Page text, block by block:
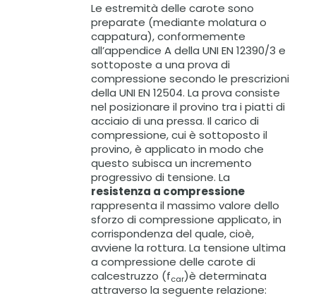
Le estremità delle carote sono
preparate (mediante molatura o
cappatura), conformemente
all’appendice A della UNI EN 12390/3 e
sottoposte a una prova di
compressione secondo le prescrizioni
della UNI EN 12504. La prova consiste
nel posizionare il provino tra i piatti di
acciaio di una pressa. Il carico di
compressione, cui è sottoposto il
provino, è applicato in modo che
questo subisca un incremento
progressivo di tensione. La
resistenza a compressione
rappresenta il massimo valore dello
sforzo di compressione applicato, in
corrispondenza del quale, cioè,
avviene la rottura. La tensione ultima
a compressione delle carote di
calcestruzzo (fcar)è determinata
attraverso la seguente relazione: